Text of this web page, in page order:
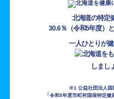
北海道の特定
30.6％（令和5年度）
一人ひとりが
しまし
※1 公益社団法人国
「令和5年度市町村国保特定